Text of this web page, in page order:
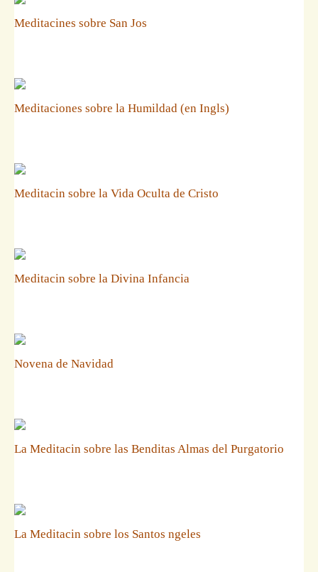
Meditacines sobre San Jos
Meditaciones sobre la Humildad (en Ingls)
Meditacin sobre la Vida Oculta de Cristo
Meditacin sobre la Divina Infancia
Novena de Navidad
La Meditacin sobre las Benditas Almas del Purgatorio
La Meditacin sobre los Santos ngeles